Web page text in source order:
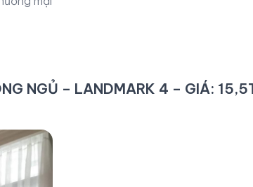
NGỦ – LANDMARK 4 – GIÁ: